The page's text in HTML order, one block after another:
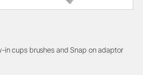
in cups brushes and Snap on adaptor